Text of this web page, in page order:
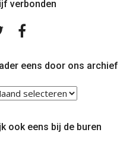
verbonden
Volg
TwitterFacebook
eens door ons archief
ook eens bij de buren